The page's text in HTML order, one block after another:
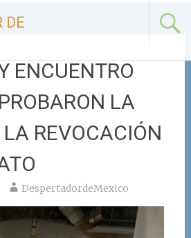
DE
ENCUENTRO
LA
REVOCACIÓN
DespertadordeMexico